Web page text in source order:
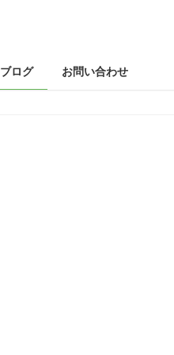
ブログ お問い合わせ